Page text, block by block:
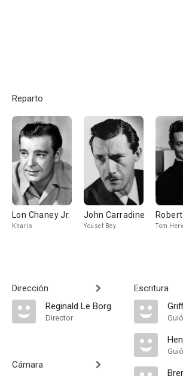
Reparto
Lon Chaney Jr.
Kharis
John Carradine
Yousef Bey Tom
Dirección
Reginald Le Borg
Director
Cámara
Escritura